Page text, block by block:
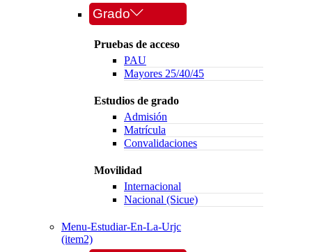
Grado
Pruebas de acceso
PAU
Mayores 25/40/45
Estudios de grado
Admisión
Matrícula
Convalidaciones
Movilidad
Internacional
Nacional (Sicue)
Menu-Estudiar-En-La-Urjc
(item2)